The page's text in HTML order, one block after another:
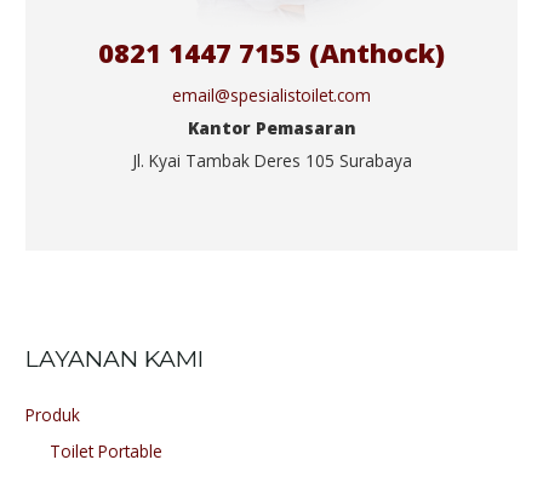
0821 1447 7155 (Anthock)
email@spesialistoilet.com
Kantor Pemasaran
Jl. Kyai Tambak Deres 105 Surabaya
LAYANAN KAMI
Produk
Toilet Portable